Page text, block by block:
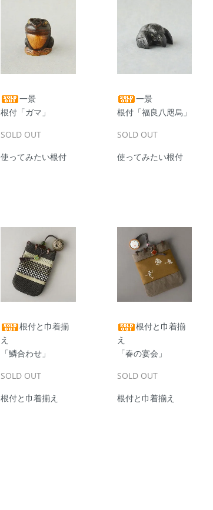
一景
根付「ガマ」
SOLD OUT
使ってみたい根付
一景
根付「福良八咫烏」
SOLD OUT
使ってみたい根付
根付と巾着揃
え
「鱗合わせ」
SOLD OUT
根付と巾着揃え
根付と巾着揃
え
「春の宴会」
SOLD OUT
根付と巾着揃え